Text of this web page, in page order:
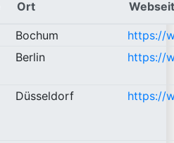
Ort
Bochum
https://
Berlin https://
Düsseldorf https://